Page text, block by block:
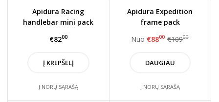
Apidura Racing
handlebar mini pack
€8200
Į KREPŠELĮ
Į NORŲ SĄRAŠĄ
Apidura Expedition
frame pack
Nuo €8800 €10900
DAUGIAU
Į NORŲ SĄRAŠĄ